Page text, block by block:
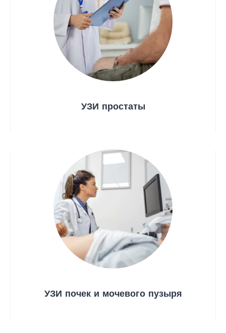
УЗИ простаты
УЗИ почек и мочевого пузыря